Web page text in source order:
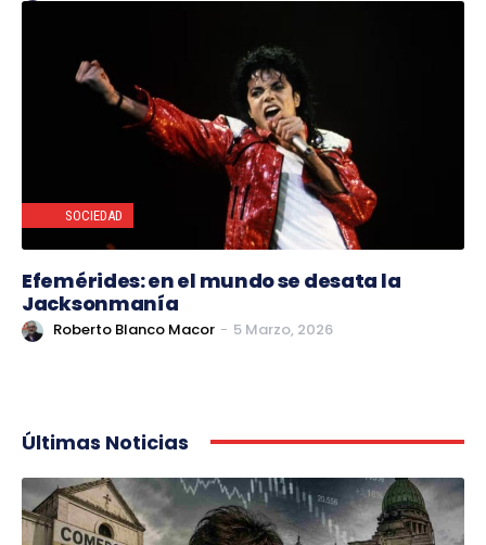
SOCIEDAD
Efemérides: en el mundo se desata la
Jacksonmanía
Roberto Blanco Macor - 5 Marzo, 2026
Últimas Noticias